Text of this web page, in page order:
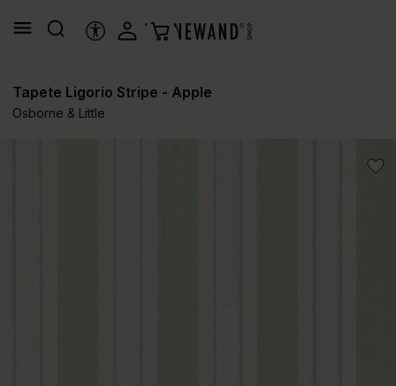
springen
HILFSTOOLS
Tapete Ligorio Stripe - Apple
Osborne & Little